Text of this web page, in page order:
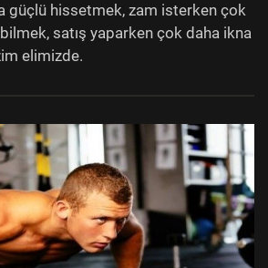
güçlü hissetmek, zam isterken çok
satış yaparken çok daha ikna
elimizde.